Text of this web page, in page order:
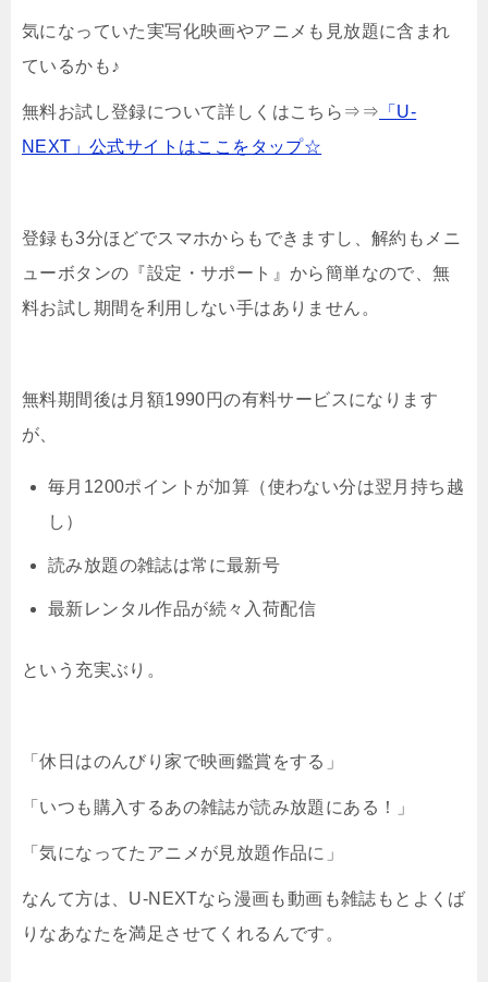
気になっていた実写化映画やアニメも見放題に含まれ
ているかも♪
無料お試し登録について詳しくはこちら⇒⇒ 「U-
NEXT」公式サイトはここをタップ☆
登録も3分ほどでスマホからもできますし、解約もメニ
ューボタンの『設定・サポート』から簡単なので、無
料お試し期間を利用しない手はありません。
無料期間後は月額1990円の有料サービスになります
が、
毎月1200ポイントが加算（使わない分は翌月持ち越
し）
読み放題の雑誌は常に最新号
最新レンタル作品が続々入荷配信
という充実ぶり。
「休日はのんびり家で映画鑑賞をする」
「いつも購入するあの雑誌が読み放題にある！」
「気になってたアニメが見放題作品に」
なんて方は、U-NEXTなら漫画も動画も雑誌もとよくば
りなあなたを満足させてくれるんです。